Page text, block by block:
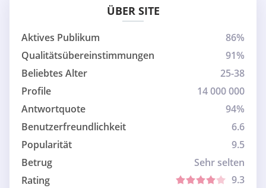
ÜBER SITE
Aktives Publikum
86%
Qualitätsübereinstimmungen
91%
Beliebtes Alter
25-38
Profile
14 000 000
Antwortquote
94%
Benutzerfreundlichkeit
6.6
Popularität
9.5
Betrug
Sehr selten
Rating
9.3